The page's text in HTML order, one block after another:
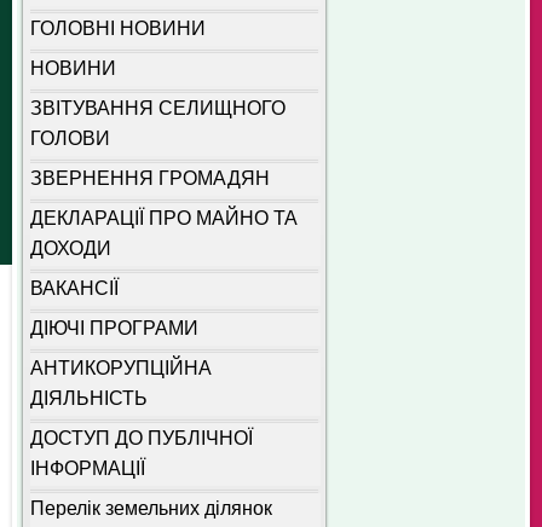
ГОЛОВНІ НОВИНИ
НОВИНИ
ЗВІТУВАННЯ СЕЛИЩНОГО
ГОЛОВИ
ЗВЕРНЕННЯ ГРОМАДЯН
ДЕКЛАРАЦІЇ ПРО МАЙНО ТА
ДОХОДИ
ВАКАНСІЇ
ДІЮЧІ ПРОГРАМИ
АНТИКОРУПЦІЙНА
ДІЯЛЬНІСТЬ
ДОСТУП ДО ПУБЛІЧНОЇ
ІНФОРМАЦІЇ
Перелік земельних ділянок